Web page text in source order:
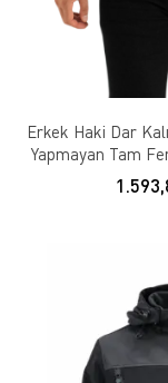
Erkek Haki Dar
Yapmayan Tam
Polar